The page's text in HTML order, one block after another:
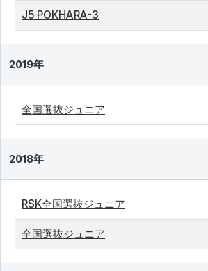
J5 POKHARA-3
2019年
全国選抜ジュニア
2018年
RSK全国選抜ジュニア
全国選抜ジュニア